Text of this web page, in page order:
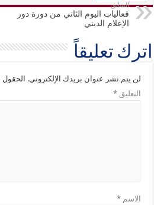
السابق
فعاليات اليوم الثاني من دورة دور
الإعلام الديني
اترك تعليقاً
لن يتم نشر عنوان بريدك الإلكتروني. الحقول
التعليق*
الاسم*